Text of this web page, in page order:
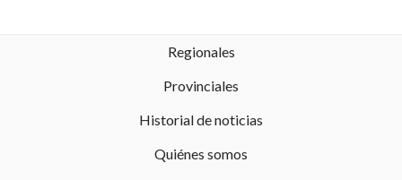
Regionales
Provinciales
Historial de noticias
Quiénes somos